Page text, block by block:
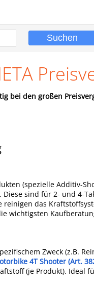
bei den großen
(spezielle Additiv-
sind für 2- und 4-
das
wichtigsten
Zweck (z.B.
4T Shooter (Art.
(je Produkt). Ideal